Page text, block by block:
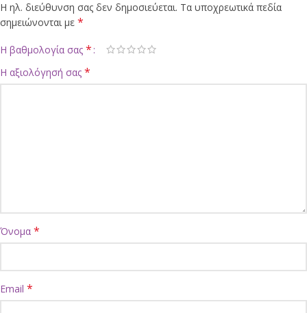
Η ηλ. διεύθυνση σας δεν δημοσιεύεται. Τα υποχρεωτικά πεδία
σημειώνονται με *
Η βαθμολογία σας *
Η αξιολόγησή σας *
Όνομα *
Email *